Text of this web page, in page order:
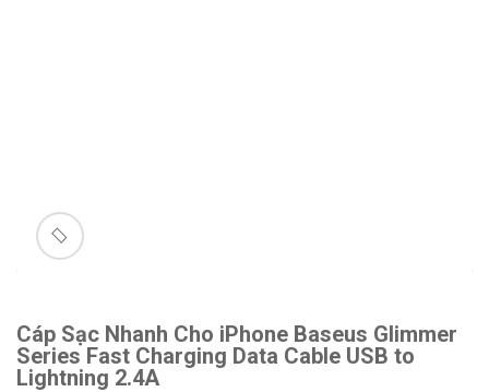
🔍
Cáp Sạc Nhanh Cho iPhone Baseus Glimmer
Series Fast Charging Data Cable USB to
Lightning 2.4A